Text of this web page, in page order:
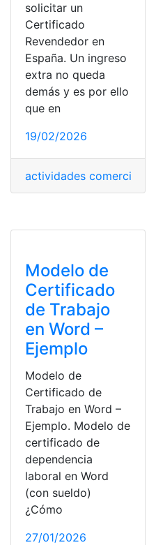
solicitar un
Certificado
Revendedor en
España. Un ingreso
extra no queda
demás y es por ello
que en
19/02/2026
actividades comerciales
Modelo de
Certificado
de Trabajo
en Word –
Ejemplo
Modelo de
Certificado de
Trabajo en Word –
Ejemplo. Modelo de
certificado de
dependencia
laboral en Word
(con sueldo)
¿Cómo
27/01/2026